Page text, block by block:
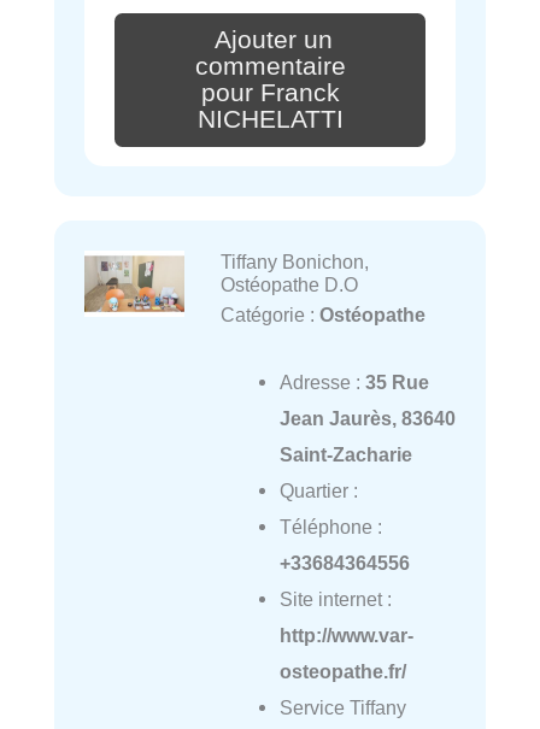
Ajouter un
commentaire
pour Franck
NICHELATTI
Tiffany Bonichon,
Ostéopathe D.O
Catégorie : Ostéopathe
Adresse : 35 Rue
Jean Jaurès, 83640
Saint-Zacharie
Quartier :
Téléphone :
+33684364556
Site internet :
http://www.var-
osteopathe.fr/
Service Tiffany